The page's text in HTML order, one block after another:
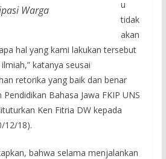
Warga
u
tidak
akan
hal yang kami lakukan tersebut
katanya seusai
retorika yang baik dan benar
Bahasa Jawa FKIP UNS
Ken Fitria DW kepada
12/18).
bahwa selama menjalankan